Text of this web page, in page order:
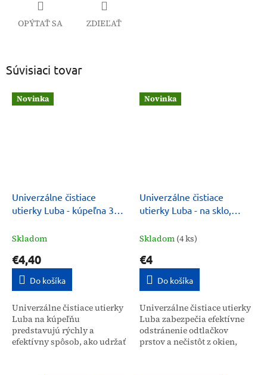
OPÝTAŤ SA ZDIEĽAŤ
Súvisiaci tovar
Novinka
Univerzálne čistiace
utierky Luba - kúpeľna 32
Skladom
€4,40
Do košíka
Univerzálne čistiace utierky
Luba na kúpeľňu
predstavujú rýchly a
efektívny spôsob, ako udržať
Novinka
Univerzálne čistiace
utierky Luba - na sklo,
Skladom (4 ks)
€4
Do košíka
Univerzálne čistiace utierky
Luba zabezpečia efektívne
odstránenie odtlačkov
prstov a nečistôt z okien,